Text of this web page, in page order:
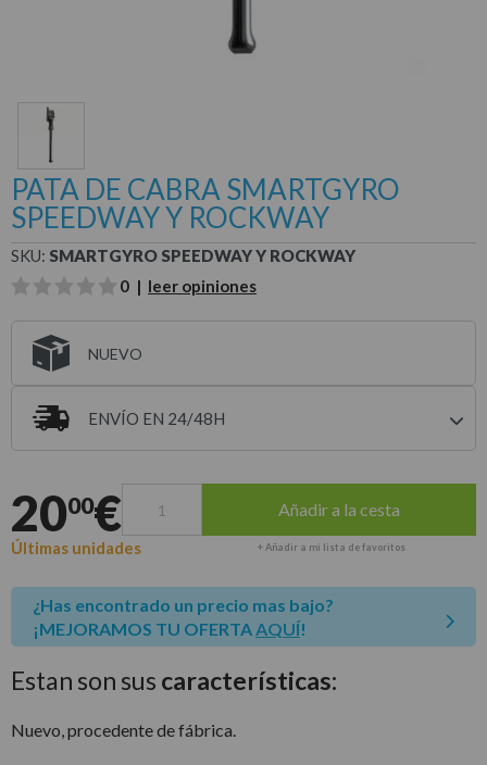
PATA DE CABRA SMARTGYRO
SPEEDWAY Y ROCKWAY
SKU: SMARTGYRO SPEEDWAY Y ROCKWAY
0 | leer opiniones
NUEVO
ENVÍO EN 24/48H
2000€ Añadir a la cesta
Últimas unidades + Añadir a mi lista de favoritos
¿Has encontrado un precio mas bajo?
¡MEJORAMOS TU OFERTA AQUÍ!
Estan son sus características:
Nuevo, procedente de fábrica.